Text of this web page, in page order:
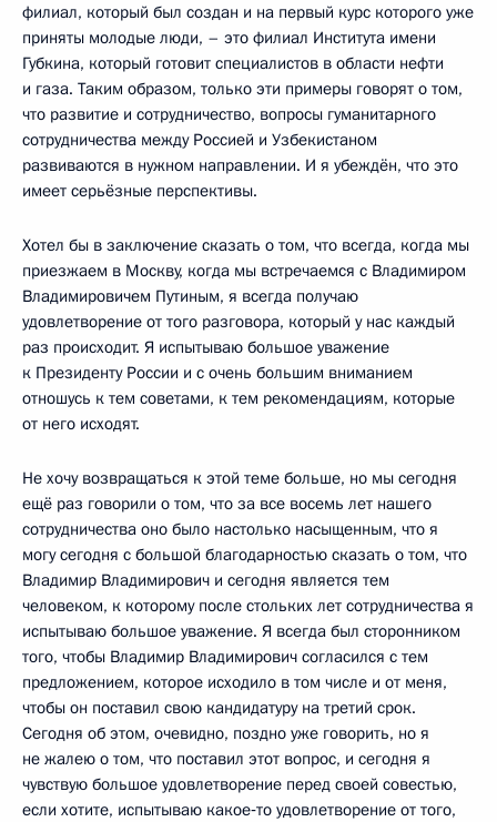
филиал, который был создан и на первый курс которого уже
приняты молодые люди, – это филиал Института имени
Губкина, который готовит специалистов в области нефти
и газа. Таким образом, только эти примеры говорят о том,
что развитие и сотрудничество, вопросы гуманитарного
сотрудничества между Россией и Узбекистаном
развиваются в нужном направлении. И я убеждён, что это
имеет серьёзные перспективы.
Хотел бы в заключение сказать о том, что всегда, когда мы
приезжаем в Москву, когда мы встречаемся с Владимиром
Владимировичем Путиным, я всегда получаю
удовлетворение от того разговора, который у нас каждый
раз происходит. Я испытываю большое уважение
к Президенту России и с очень большим вниманием
отношусь к тем советами, к тем рекомендациям, которые
от него исходят.
Не хочу возвращаться к этой теме больше, но мы сегодня
ещё раз говорили о том, что за все восемь лет нашего
сотрудничества оно было настолько насыщенным, что я
могу сегодня с большой благодарностью сказать о том, что
Владимир Владимирович и сегодня является тем
человеком, к которому после стольких лет сотрудничества я
испытываю большое уважение. Я всегда был сторонником
того, чтобы Владимир Владимирович согласился с тем
предложением, которое исходило в том числе и от меня,
чтобы он поставил свою кандидатуру на третий срок.
Сегодня об этом, очевидно, поздно уже говорить, но я
не жалею о том, что поставил этот вопрос, и сегодня я
чувствую большое удовлетворение перед своей совестью,
если хотите, испытываю какое‑то удовлетворение от того,